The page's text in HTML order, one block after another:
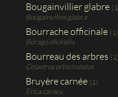
Bougainvillier glabre
Bougainvillea glabra
Bourrache officinale (1)
Borago oficinalis
Bourreau des arbres (1)
Celastrus orbiciculatus
Bruyère carnée (1)
Erica carnea